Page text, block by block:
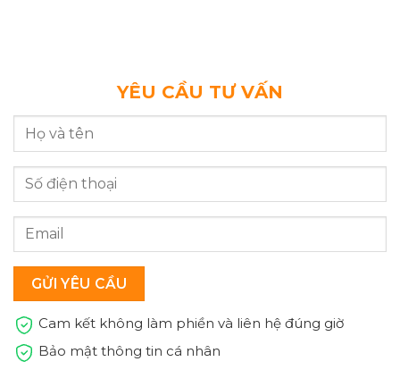
YÊU CẦU TƯ VẤN
Cam kết không làm phiền và liên hệ đúng giờ
Bảo mật thông tin cá nhân